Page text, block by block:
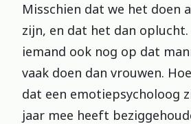
Misschien dat we het doen
zijn, en dat het dan
iemand ook nog op dat
vaak doen dan vrouwen.
dat een emotiepsycholoog
jaar mee heeft